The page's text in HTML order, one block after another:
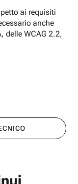
ai requisiti
anche
delle WCAG 2.2,